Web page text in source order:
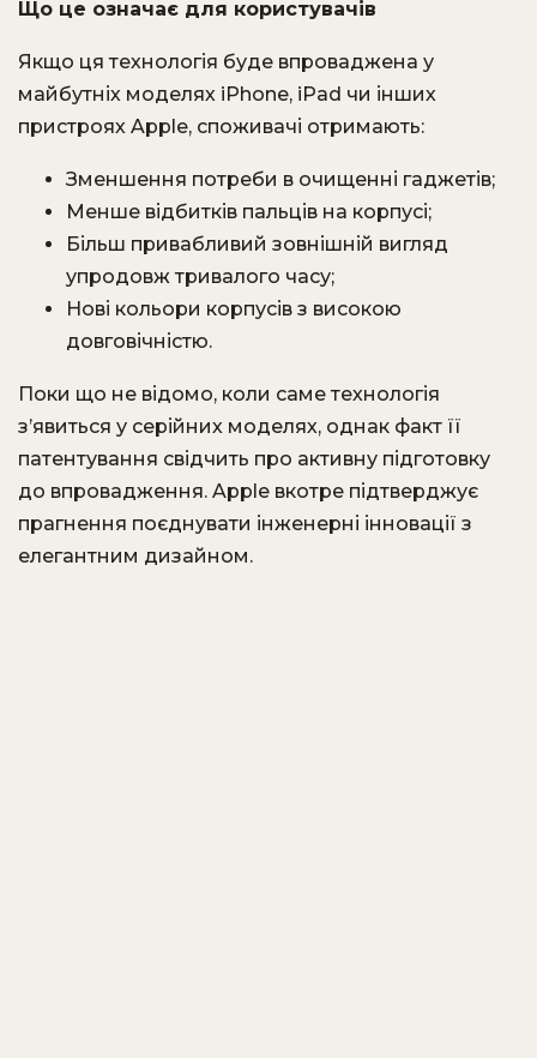
Що це означає для користувачів
Якщо ця технологія буде впроваджена у
майбутніх моделях iPhone, iPad чи інших
пристроях Apple, споживачі отримають:
Зменшення потреби в очищенні гаджетів;
Менше відбитків пальців на корпусі;
Більш привабливий зовнішній вигляд
упродовж тривалого часу;
Нові кольори корпусів з високою
довговічністю.
Поки що не відомо, коли саме технологія
з’явиться у серійних моделях, однак факт її
патентування свідчить про активну підготовку
до впровадження. Apple вкотре підтверджує
прагнення поєднувати інженерні інновації з
елегантним дизайном.